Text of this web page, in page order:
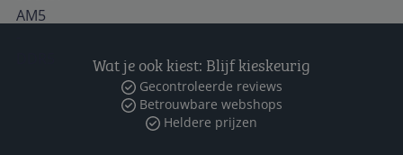
Wat je ook kiest: Blijf kieskeurig
Gecontroleerde reviews
Betrouwbare webshops
Heldere prijzen